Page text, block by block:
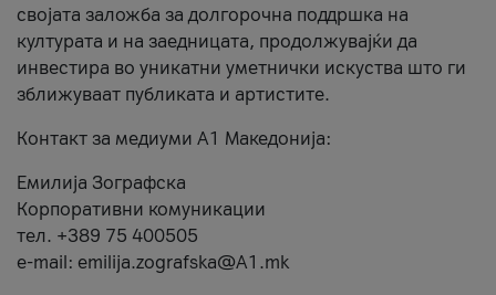
својата заложба за долгорочна поддршка на
културата и на заедницата, продолжувајќи да
инвестира во уникатни уметнички искуства што ги
зближуваат публиката и артистите.
Контакт за медиуми А1 Македонија:
Емилија Зографска
Корпоративни комуникации
тел. +389 75 400505
e-mail: emilija.zografska@A1.mk